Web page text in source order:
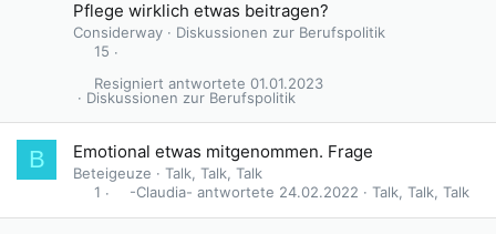
Pflege wirklich etwas beitragen?
Considerway
Diskussionen zur Berufspolitik
15
Diskussionen zur Berufspolitik
01.01.2023
Resigniert
B Emotional etwas mitgenommen. Frage
Beteigeuze
Talk, Talk, Talk
1
Talk, Talk, Talk
24.02.2022
-Claudia-